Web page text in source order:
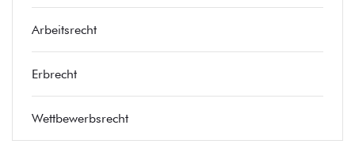
Arbeitsrecht
Erbrecht
Wettbewerbsrecht